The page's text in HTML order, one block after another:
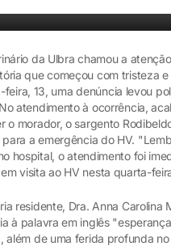
da Ulbra chamou a
que começou com tristeza
13, uma denúncia levou
atendimento à ocorrência,
o morador, o sargento
a emergência do HV.
hospital, o atendimento foi
visita ao HV nesta quarta-
residente, Dra. Anna Carolina
à palavra em inglês
além de uma ferida profunda